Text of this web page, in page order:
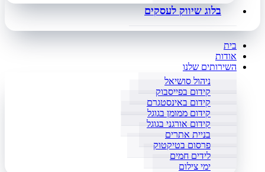
בלוג שיווק לעסקים
בית
אודות
השירותים שלנו
ניהול סושיאל
קידום בפייסבוק
קידום באינסטגרם
קידום ממומן בגוגל
קידום אורגני בגוגל
בניית אתרים
פרסום בטיקטוק
לידים חמים
ימי צילום